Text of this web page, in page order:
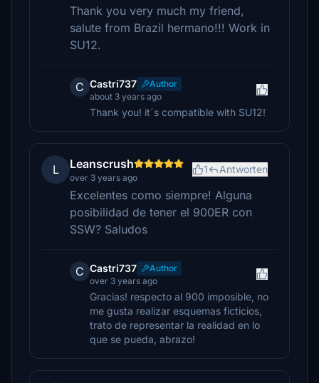
Thank you very much my friend,
salute from Brazil hermano!!! Work in
SU12.
C Castri737
Author
about 3 years ago
Thank you! it´s compatible with SU12!
L Leanscrush
over 3 years ago
1 Antworten
Excelentes como siempre! Alguna
posibilidad de tener el 900ER con
SSW? Saludos
C Castri737
Author
over 3 years ago
Gracias! respecto al 900 imposible, no
me gusta realizar esquemas ficticios,
trato de representar la realidad en lo
que se pueda, abrazo!